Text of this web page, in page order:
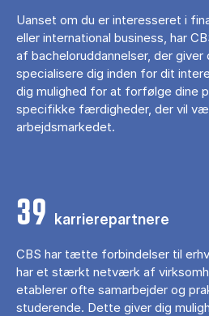
Uanset om du er interesseret i
eller international business, har
af bacheloruddannelser, der giver
specialisere dig inden for dit
dig mulighed for at forfølge dine
specifikke færdigheder, der vil
arbejdsmarkedet.
39 karrierepartnere
CBS har tætte forbindelser til
har et stærkt netværk af
etablerer ofte samarbejder og
studerende. Dette giver dig